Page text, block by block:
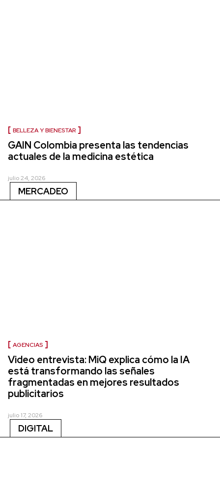
BELLEZA Y BIENESTAR
GAIN Colombia presenta las tendencias
actuales de la medicina estética
julio 24, 2026
MERCADEO
AGENCIAS
Video entrevista: MiQ explica cómo la IA
está transformando las señales
fragmentadas en mejores resultados
publicitarios
julio 17, 2026
DIGITAL